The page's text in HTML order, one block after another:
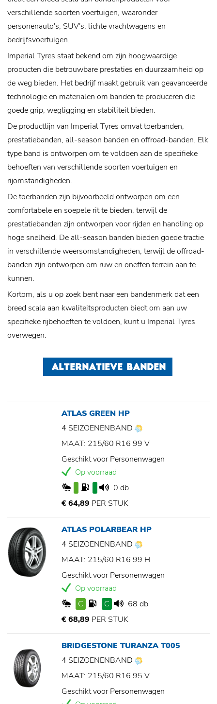
verschillende soorten voertuigen, waaronder
personenauto's, SUV's, lichte vrachtwagens en
bedrijfsvoertuigen.
Imperial Tyres staat bekend om zijn hoogwaardige
producten die betrouwbare prestaties en duurzaamheid op
de weg bieden. Het bedrijf maakt gebruik van geavanceerde
technologie en materialen om banden te produceren die
goede grip, wegligging en stabiliteit bieden.
De productlijn van Imperial Tyres omvat toerbanden,
prestatiebanden, all-season banden en offroad-banden. Elk
type band is ontworpen om te voldoen aan de specifieke
behoeften van verschillende soorten voertuigen en
rijomstandigheden.
De toerbanden zijn bijvoorbeeld ontworpen om een ​​
comfortabele en soepele rit te bieden, terwijl de
prestatiebanden zijn ontworpen voor rijden en handling op
hoge snelheid. De all-season banden bieden goede tractie
in verschillende weersomstandigheden, terwijl de offroad-
banden zijn ontworpen om ruw en oneffen terrein aan te
kunnen.
Kortom, als u op zoek bent naar een bandenmerk dat een
breed scala aan kwaliteitsproducten biedt om aan uw
specifieke rijbehoeften te voldoen, kunt u Imperial Tyres
overwegen.
ALTERNATIEVE BANDEN
ATLAS GREEN HP
4 SEIZOENENBAND
MAAT: 215/60 R16 99 V
Geschikt voor Personenwagen
Op voorraad
0 db
€ 64,89 PER STUK
ATLAS POLARBEAR HP
4 SEIZOENENBAND
MAAT: 215/60 R16 99 H
Geschikt voor Personenwagen
Op voorraad
C
C
68 db
€ 68,89 PER STUK
BRIDGESTONE TURANZA T005
4 SEIZOENENBAND
MAAT: 215/60 R16 95 V
Geschikt voor Personenwagen